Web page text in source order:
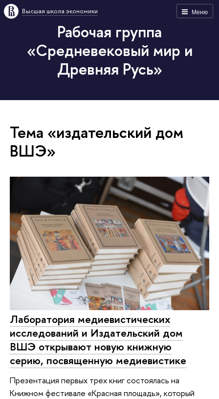
Меню
Высшая школа экономики
Рабочая группа
«Средневековый мир и
Древняя Русь»
Тема «издательский дом
ВШЭ»
Лаборатория медиевистических
исследований и Издательский дом
ВШЭ открывают новую книжную
серию, посвященную медиевистике
Презентация первых трех книг состоялась на
Книжном фестивале «Красная площадь», который